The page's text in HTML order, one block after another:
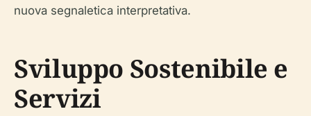
nuova segnaletica interpretativa.
Sviluppo Sostenibile e
Servizi